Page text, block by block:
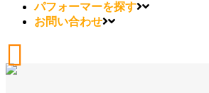
パフォーマーを探す
お問い合わせ